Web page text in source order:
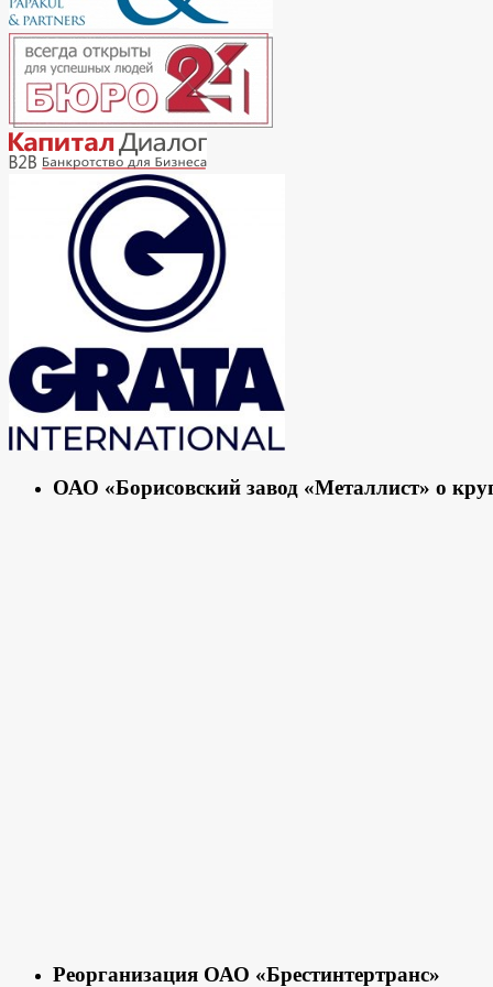
ОАО «Борисовский завод «Металлист» о
Реорганизация ОАО «Брестинтертранс»